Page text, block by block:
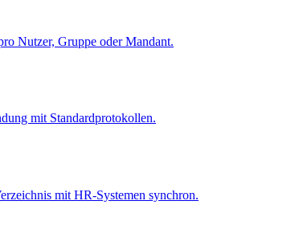
Nutzer, Gruppe oder Mandant.
mit Standardprotokollen.
mit HR-Systemen synchron.